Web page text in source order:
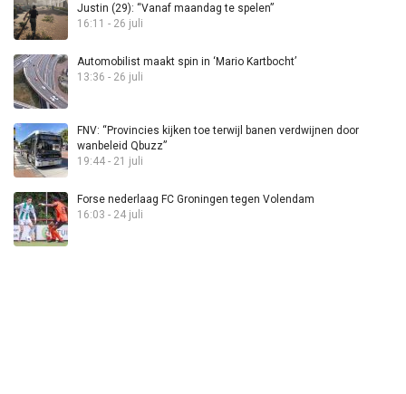
Justin (29): “Vanaf maandag te spelen”
16:11 - 26 juli
Automobilist maakt spin in ‘Mario Kartbocht’
13:36 - 26 juli
FNV: “Provincies kijken toe terwijl banen verdwijnen door
wanbeleid Qbuzz”
19:44 - 21 juli
Forse nederlaag FC Groningen tegen Volendam
16:03 - 24 juli